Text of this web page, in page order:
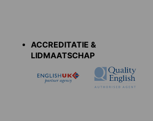
ACCREDITATIE &
LIDMAATSCHAP